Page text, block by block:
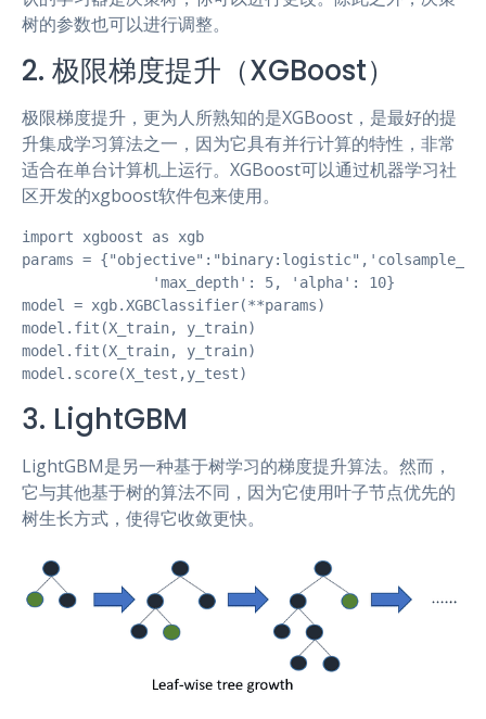
树的参数也可以进行调整。
2. 极限梯度提升（XGBoost）
极限梯度提升，更为人所熟知的是XGBoost，是最好的提
升集成学习算法之一，因为它具有并行计算的特性，非常
适合在单台计算机上运行。XGBoost可以通过机器学习社
区开发的xgboost软件包来使用。
import xgboost as xgb
params =
               'max_depth': 5, 'alpha': 10}
model = xgb.XGBClassifier(**params)
model.fit(X_train, y_train)
model.fit(X_train, y_train)
model.score(X_test,y_test)
3. LightGBM
LightGBM是另一种基于树学习的梯度提升算法。然而，
它与其他基于树的算法不同，因为它使用叶子节点优先的
树生长方式，使得它收敛更快。